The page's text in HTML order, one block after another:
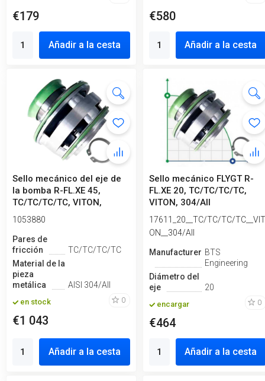
€179
Añadir a la cesta
€580
Añadir a la cesta
Sello mecánico del eje de
la bomba R-FL.XE 45,
TC/TC/TC/TC, VITON,
304/All, t...
1053880
Pares de
fricción
TC/TC/TC/TC
Material de la
pieza
metálica
AISI 304/All
en stock 0
€1 043
Añadir a la cesta
Sello mecánico FLYGT R-
FL.XE 20, TC/TC/TC/TC,
VITON, 304/All
17611_20__TC/TC/TC/TC__VIT
ON__304/All
ManufactureroBTS
Engineering
Diámetro del
eje
20
encargar 0
€464
Añadir a la cesta